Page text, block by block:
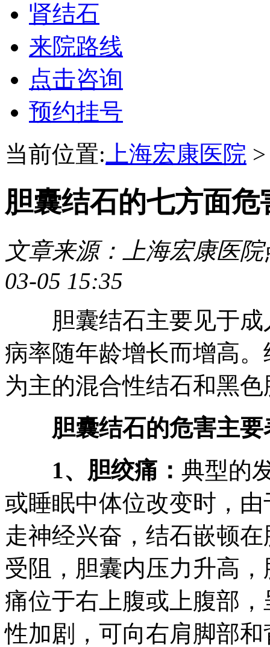
肾结石
来院路线
点击咨询
预约挂号
当前位置: 上海宏康医院
胆囊结石的七方面危
文章来源：上海宏康医院
03-05 15:35
胆囊结石主要见于成
病率随年龄增长而增高
为主的混合性结石和黑
胆囊结石的危害主要
1、胆绞痛： 典型的
或睡眠中体位改变时，
走神经兴奋，结石嵌顿
受阻，胆囊内压力升高
痛位于右上腹或上腹部
性加剧，可向右肩脚部